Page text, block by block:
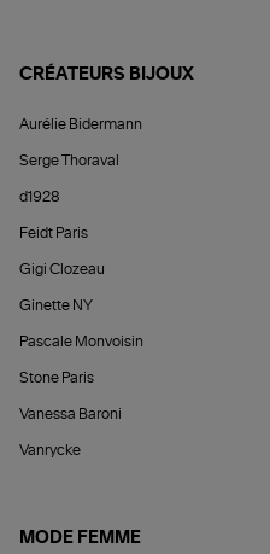
CRÉATEURS BIJOUX
Aurélie Bidermann
Serge Thoraval
d1928
Feidt Paris
Gigi Clozeau
Ginette NY
Pascale Monvoisin
Stone Paris
Vanessa Baroni
Vanrycke
MODE FEMME